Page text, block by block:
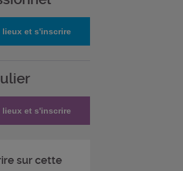
lieux et s'inscrire
et s'inscrire
sur cette